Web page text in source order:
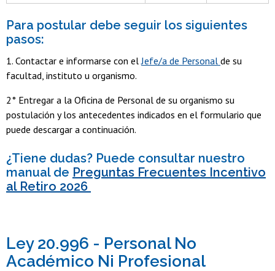
Para postular debe seguir los siguientes
pasos:
1. Contactar e informarse con elJefe/a de Personal de su
facultad, instituto u organismo.
2° Entregar a la Oficina de Personal de su organismo su
postulación y los antecedentes indicados en el formulario que
puede descargar a continuación.
¿Tiene dudas? Puede consultar nuestro
manual de Preguntas Frecuentes Incentivo
al Retiro 2026
Ley 20.996 - Personal No
Académico Ni Profesional